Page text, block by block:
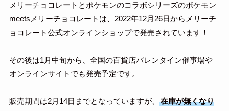
メリーチョコレートとポケモンのコラボシリーズのポケモン
meetsメリーチョコレートは、2022年12月26日からメリーチ
ョコレート公式オンラインショップで発売されています！
その後は1月中旬から、全国の百貨店バレンタイン催事場や
オンラインサイトでも発売予定です。
販売期間は2月14日までとなっていますが、
在庫が無くなり